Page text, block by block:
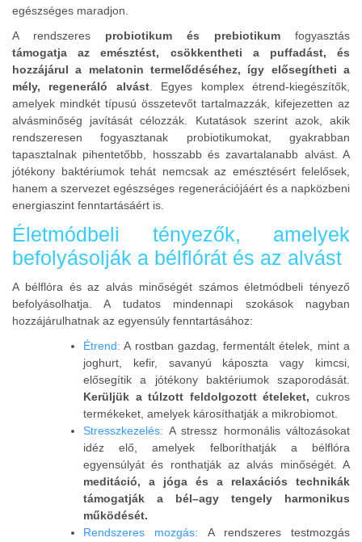
egészséges maradjon.
A rendszeres probiotikum és prebiotikum fogyasztás
támogatja az emésztést, csökkentheti a puffadást, és
hozzájárul a melatonin termelődéséhez, így elősegítheti a
mély, regeneráló alvást. Egyes komplex étrend-kiegészítők,
amelyek mindkét típusú összetevőt tartalmazzák, kifejezetten az
alvásminőség javítását célozzák. Kutatások szerint azok, akik
rendszeresen fogyasztanak probiotikumokat, gyakrabban
tapasztalnak pihentetőbb, hosszabb és zavartalanabb alvást. A
jótékony baktériumok tehát nemcsak az emésztésért felelősek,
hanem a szervezet egészséges regenerációjáért és a napközbeni
energiaszint fenntartásáért is.
Életmódbeli tényezők, amelyek
befolyásolják a bélflórát és az alvást
A bélflóra és az alvás minőségét számos életmódbeli tényező
befolyásolhatja. A tudatos mindennapi szokások nagyban
hozzájárulhatnak az egyensúly fenntartásához:
Étrend: A rostban gazdag, fermentált ételek, mint a
joghurt, kefir, savanyú káposzta vagy kimcsi,
elősegítik a jótékony baktériumok szaporodását.
Kerüljük a túlzott feldolgozott ételeket, cukros
termékeket, amelyek károsíthatják a mikrobiomot.
Stresszkezelés: A stressz hormonális változásokat
idéz elő, amelyek felboríthatják a bélflóra
egyensúlyát és ronthatják az alvás minőségét. A
meditáció, a jóga és a relaxációs technikák
támogatják a bél–agy tengely harmonikus
működését.
Rendszeres mozgás: A rendszeres testmozgás